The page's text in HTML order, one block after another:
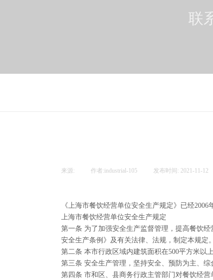
联
来源: 作者:industrial-105 发布时间: 2021-11-12
《上海市餐饮经营单位安全生产规定》已经
上海市餐饮经营单位安全生产规定
第一条 为了加强安全生产监督管理，提高餐饮
安全生产条例》及有关法律、法规，制定本规定。
第二条 本市行政区域内建筑面积在500平方米以
第三条 安全生产管理，坚持安全、预防为主、综
第四条 市和区、县商务行政主管部门对餐饮经